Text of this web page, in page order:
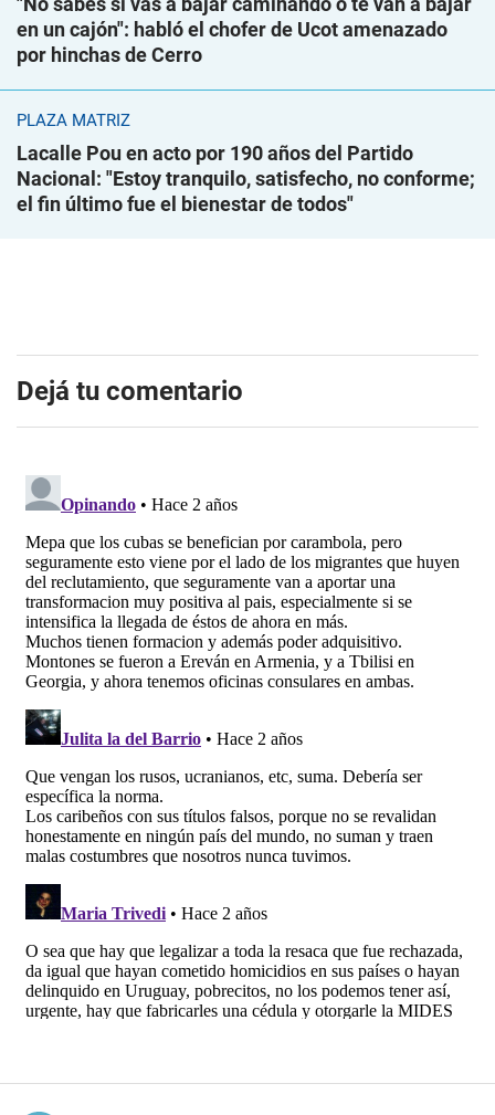
en un cajón": habló el chofer de Ucot amenazado
por hinchas de Cerro
PLAZA MATRIZ
Lacalle Pou en acto por 190 años del Partido
Nacional: "Estoy tranquilo, satisfecho, no conforme;
el fin último fue el bienestar de todos"
Dejá tu comentario